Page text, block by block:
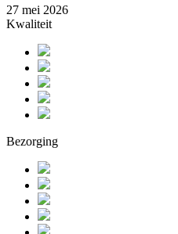
27 mei 2026
Kwaliteit
Bezorging